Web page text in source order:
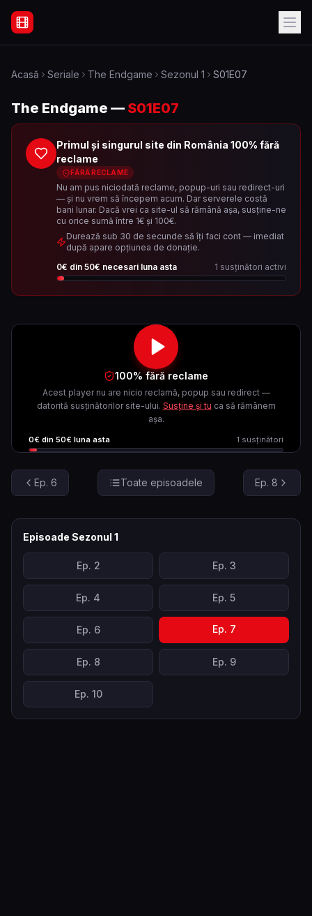
Filme Online Subtitrate - Acasă
Acasă Seriale The Endgame Sezonul 1 S01E07
The Endgame — S01E07
Primul și singurul site din România 100% fără
reclame
FĂRĂ RECLAME
Nu am pus niciodată reclame, popup-uri sau redirect-uri
— și nu vrem să începem acum. Dar serverele costă
bani lunar. Dacă vrei ca site-ul să rămână așa, susține-ne
cu orice sumă între 1€ și 100€.
Durează sub 30 de secunde să îți faci cont — imediat
după apare opțiunea de donație.
0€ din 50€ necesari luna asta 1 susținători activi
100% fără reclame
Acest player nu are nicio reclamă, popup sau redirect —
datorită susținătorilor site-ului. Susține și tu ca să rămânem
așa.
0€ din 50€ luna asta 1 susținători
Ep. 6 Toate episoadele Ep. 8
Episoade Sezonul 1
Ep. 2 Ep. 3
Ep. 4 Ep. 5
Ep. 6 Ep. 7
Ep. 8 Ep. 9
Ep. 10